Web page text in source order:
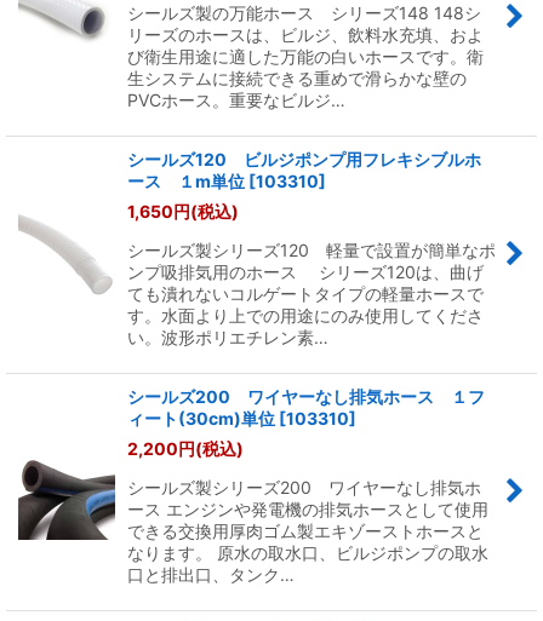
シールズ製の万能ホース シリーズ148 148シ
リーズのホースは、ビルジ、飲料水充填、およ
び衛生用途に適した万能の白いホースです。衛
生システムに接続できる重めで滑らかな壁の
PVCホース。重要なビルジ…
シールズ120 ビルジポンプ用フレキシブルホ
ース １m単位 [103310]
1,650円(税込)
シールズ製シリーズ120 軽量で設置が簡単なポ
ンプ吸排気用のホース シリーズ120は、曲げ
ても潰れないコルゲートタイプの軽量ホースで
す。水面より上での用途にのみ使用してくださ
い。波形ポリエチレン素…
シールズ200 ワイヤーなし排気ホース １フ
ィート(30cm)単位 [103310]
2,200円(税込)
シールズ製シリーズ200 ワイヤーなし排気ホ
ース エンジンや発電機の排気ホースとして使用
できる交換用厚肉ゴム製エキゾーストホースと
なります。 原水の取水口、ビルジポンプの取水
口と排出口、タンク…